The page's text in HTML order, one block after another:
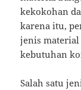
kekokohan
karena itu,
jenis material
kebutuhan
Salah satu